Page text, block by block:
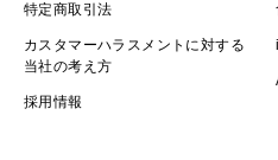
特定商取引法
カスタマーハラスメントに対する
当社の考え方
採用情報